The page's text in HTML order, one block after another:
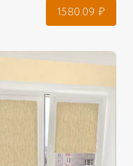
1580.09 ₽